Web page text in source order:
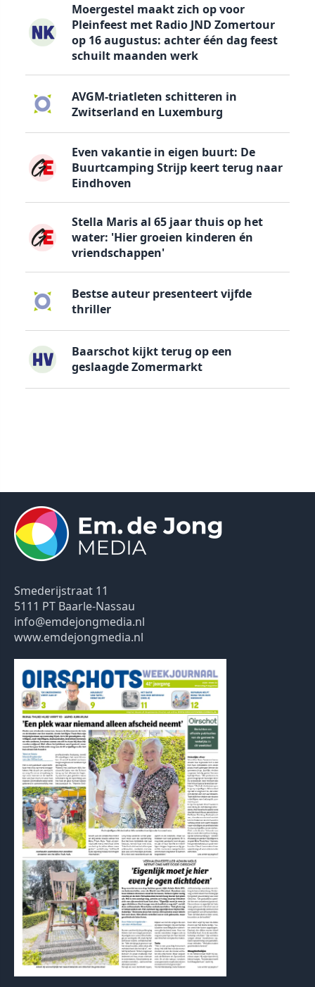
Moergestel maakt zich op voor
Pleinfeest met Radio JND Zomertour
op 16 augustus: achter één dag feest
schuilt maanden werk
AVGM-triatleten schitteren in
Zwitserland en Luxemburg
Even vakantie in eigen buurt: De
Buurtcamping Strijp keert terug naar
Eindhoven
Stella Maris al 65 jaar thuis op het
water: 'Hier groeien kinderen én
vriendschappen'
Bestse auteur presenteert vijfde
thriller
Baarschot kijkt terug op een
geslaagde Zomermarkt
Smederijstraat 11
5111 PT Baarle-Nassau
info@emdejongmedia.nl
www.emdejongmedia.nl